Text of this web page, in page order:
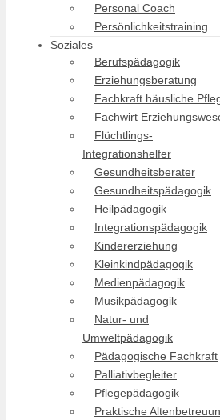
Personal Coach
Persönlichkeitstraining
Soziales
Berufspädagogik
Erziehungsberatung
Fachkraft häusliche
Fachwirt
Flüchtlings-
Integrationshelfer
Gesundheitsberater
Gesundheitspädagogik
Heilpädagogik
Integrationspädagogik
Kindererziehung
Kleinkindpädagogik
Medienpädagogik
Musikpädagogik
Natur- und
Umweltpädagogik
Pädagogische Fachkraft
Palliativbegleiter
Pflegepädagogik
Praktische